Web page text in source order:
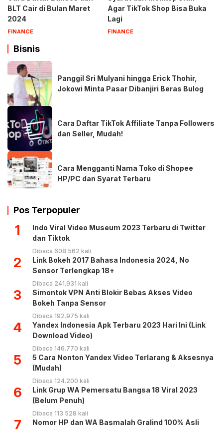
BLT Cair di Bulan Maret
2024
FINANCE
Agar TikTok Shop Bisa Buka
Lagi
FINANCE
Bisnis
Panggil Sri Mulyani hingga Erick Thohir,
Jokowi Minta Pasar Dibanjiri Beras Bulog
Cara Daftar TikTok Affiliate Tanpa Followers
dan Seller, Mudah!
Cara Mengganti Nama Toko di Shopee
HP/PC dan Syarat Terbaru
Pos Terpopuler
1
Indo Viral Video Museum 2023 Terbaru di Twitter
dan Tiktok
Dibaca 608.562 kali
2
Link Bokeh 2017 Bahasa Indonesia 2024, No
Sensor Terlengkap 18+
Dibaca 241.931 kali
3
Simontok VPN Anti Blokir Bebas Akses Video
Bokeh Tanpa Sensor
Dibaca 192.975 kali
4
Yandex Indonesia Apk Terbaru 2023 Hari Ini (Link
Download Video)
Dibaca 146.770 kali
5
5 Cara Nonton Yandex Video Terlarang & Aksesnya
(Mudah)
Dibaca 124.200 kali
6
Link Grup WA Pemersatu Bangsa 18 Viral 2023
(Belum Penuh)
Dibaca 113.528 kali
7 Nomor HP dan WA Basmalah Gralind 100% Asli